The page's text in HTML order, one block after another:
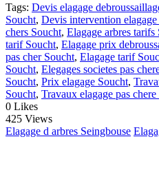
Tags: Devis elagage
Soucht, Devis intervention
chers Soucht, Elagage arbres tarifs
tarif Soucht, Elagage prix
pas cher Soucht, Elagage tarif
Soucht, Elegages societes pas
Soucht, Prix elagage Soucht,
Soucht, Travaux elagage pas
0 Likes
425 Views
Elagage d arbres Seingbouse